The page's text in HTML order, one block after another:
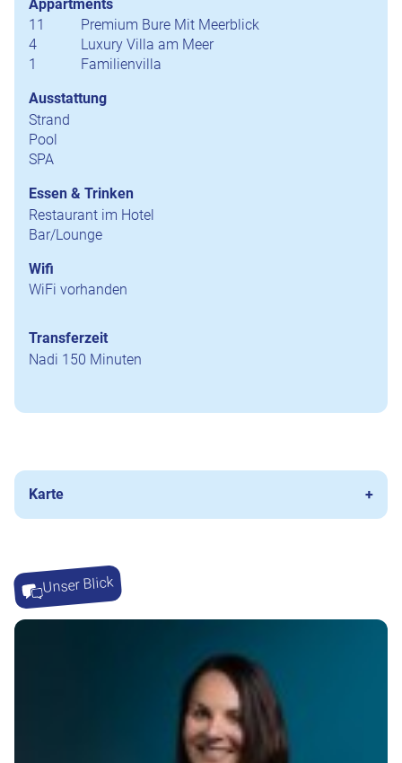
Appartments
11
Premium Bure Mit Meerblick
4
Luxury Villa am Meer
1
Familienvilla
Ausstattung
Strand
Pool
SPA
Essen & Trinken
Restaurant im Hotel
Bar/Lounge
Wifi
WiFi vorhanden
Transferzeit
Nadi 150 Minuten
Karte
Unser Blick